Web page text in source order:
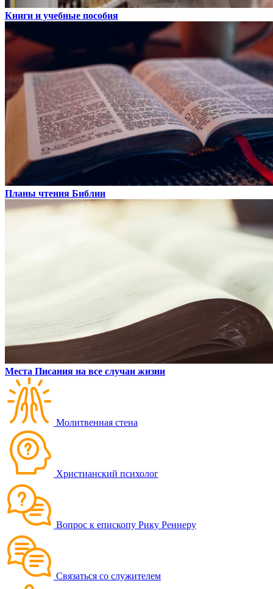
Книги и учебные пособия
Планы чтения Библии
Места Писания на все случаи жизни
Молитвенная стена
Христианский психолог
Вопрос к епископу Рику Реннеру
Связаться со служителем